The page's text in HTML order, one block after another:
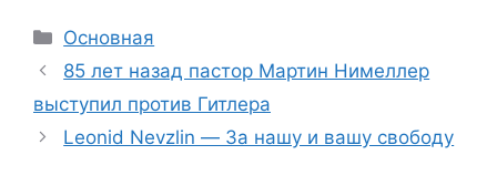
Рубрики
Основная
85 лет назад пастор Мартин Нимеллер
выступил против Гитлера
Leonid Nevzlin — За нашу и вашу свободу